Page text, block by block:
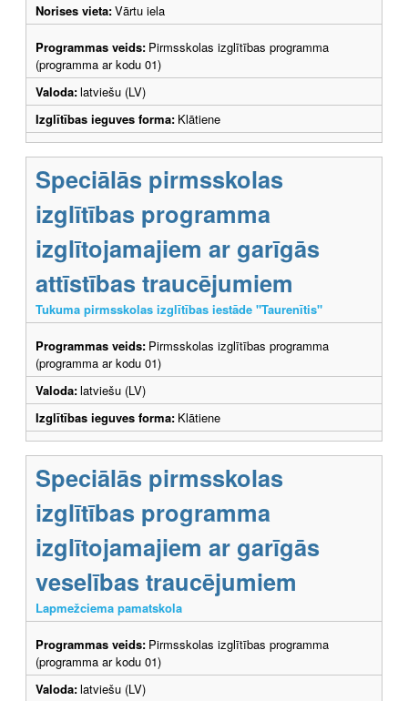
Norises vieta:Vārtu iela
Programmas veids: Pirmsskolas izglītības programma
(programma ar kodu 01)
Valoda:latviešu (LV)
Izglītības ieguves forma: Klātiene
Speciālās pirmsskolas
izglītības programma
izglītojamajiem ar garīgās
attīstības traucējumiem
Tukuma pirmsskolas izglītības iestāde "Taurenītis"
Programmas veids: Pirmsskolas izglītības programma
(programma ar kodu 01)
Valoda:latviešu (LV)
Izglītības ieguves forma: Klātiene
Speciālās pirmsskolas
izglītības programma
izglītojamajiem ar garīgās
veselības traucējumiem
Lapmežciema pamatskola
Programmas veids: Pirmsskolas izglītības programma
(programma ar kodu 01)
Valoda:latviešu (LV)